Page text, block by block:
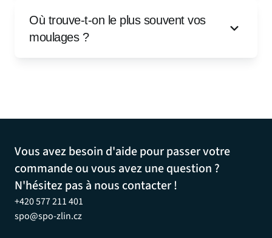
Où trouve-t-on le plus souvent vos
moulages ?
Vous avez besoin d'aide pour passer votre
commande ou vous avez une question ?
N'hésitez pas à nous contacter !
+420 577 211 401
spo@spo-zlin.cz